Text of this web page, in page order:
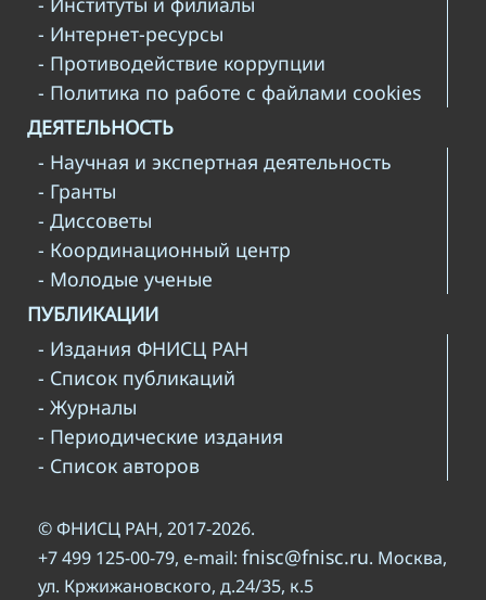
- Интернет-ресурсы
- Противодействие коррупции
- Политика по работе с файлами cookies
ДЕЯТЕЛЬНОСТЬ
- Научная и экспертная деятельность
- Гранты
- Диссоветы
- Координационный центр
- Молодые ученые
ПУБЛИКАЦИИ
- Издания ФНИСЦ РАН
- Список публикаций
- Журналы
- Периодические издания
- Список авторов
© ФНИСЦ РАН, 2017-2026.
+7 499 125-00-79, e-mail: fnisc@fnisc.ru. Москва,
ул. Кржижановского, д.24/35, к.5